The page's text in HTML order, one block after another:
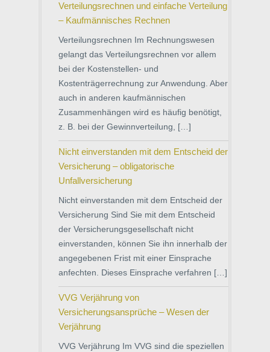
Verteilungsrechnen und einfache Verteilung
– Kaufmännisches Rechnen
Verteilungsrechnen Im Rechnungswesen
gelangt das Verteilungsrechnen vor allem
bei der Kostenstellen- und
Kostenträgerrechnung zur Anwendung. Aber
auch in anderen kaufmännischen
Zusammenhängen wird es häufig benötigt,
z. B. bei der Gewinnverteilung, […]
Nicht einverstanden mit dem Entscheid der
Versicherung – obligatorische
Unfallversicherung
Nicht einverstanden mit dem Entscheid der
Versicherung Sind Sie mit dem Entscheid
der Versicherungsgesellschaft nicht
einverstanden, können Sie ihn innerhalb der
angegebenen Frist mit einer Einsprache
anfechten. Dieses Einsprache verfahren […]
VVG Verjährung von
Versicherungsansprüche – Wesen der
Verjährung
VVG Verjährung Im VVG sind die speziellen